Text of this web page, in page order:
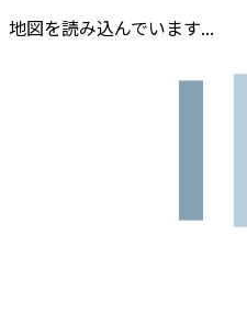
地図を読み込んでいます...